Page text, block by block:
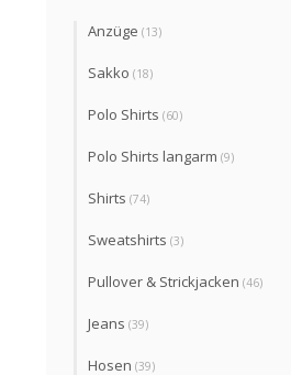
Anzüge (13)
Sakko (18)
Polo Shirts (60)
Polo Shirts langarm (9)
Shirts (74)
Sweatshirts (3)
Pullover & Strickjacken (46)
Jeans (39)
Hosen (39)